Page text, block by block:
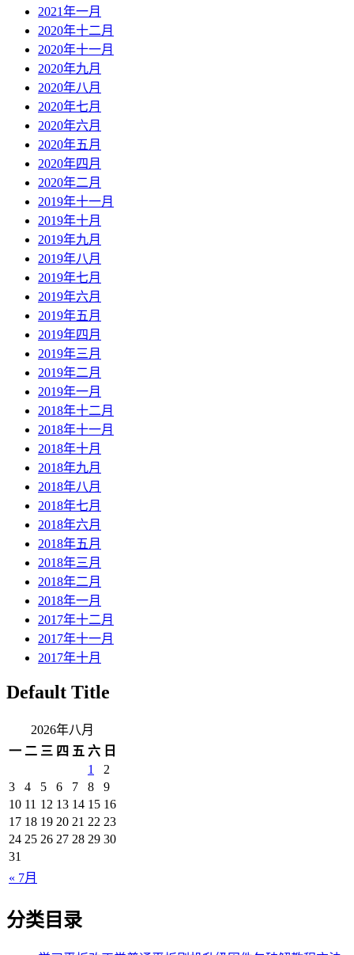
2021年一月
2020年十二月
2020年十一月
2020年九月
2020年八月
2020年七月
2020年六月
2020年五月
2020年四月
2020年二月
2019年十一月
2019年十月
2019年九月
2019年八月
2019年七月
2019年六月
2019年五月
2019年四月
2019年三月
2019年二月
2019年一月
2018年十二月
2018年十一月
2018年十月
2018年九月
2018年八月
2018年七月
2018年六月
2018年五月
2018年三月
2018年二月
2018年一月
2017年十二月
2017年十一月
2017年十月
Default Title
2026年八月
一 二 三 四 五 六 日
« 7月
1
2
3
4 5 6 7 8
9
10 11 12 13 14 15 16
17 18 19 20 21 22 23
24 25 26 27 28 29 30
31
分类目录